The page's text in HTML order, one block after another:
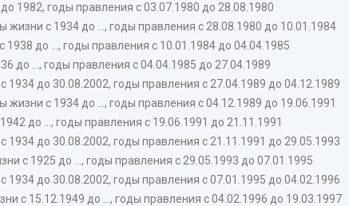
1982, годы правления с 03.07.1980 до 28.08.1980
с 1934 до ..., годы правления с 28.08.1980 до 10.01.1984
до ..., годы правления с 10.01.1984 до 04.04.1985
до ..., годы правления с 04.04.1985 до 27.04.1989
до 30.08.2002, годы правления с 27.04.1989 до 04.12.1989
с 1934 до ..., годы правления с 04.12.1989 до 19.06.1991
до ..., годы правления с 19.06.1991 до 21.11.1991
до 30.08.2002, годы правления с 21.11.1991 до 29.05.1993
1925 до ..., годы правления с 29.05.1993 до 07.01.1995
до 30.08.2002, годы правления с 07.01.1995 до 04.02.1996
с 15.12.1949 до ..., годы правления с 04.02.1996 до 19.03.1997